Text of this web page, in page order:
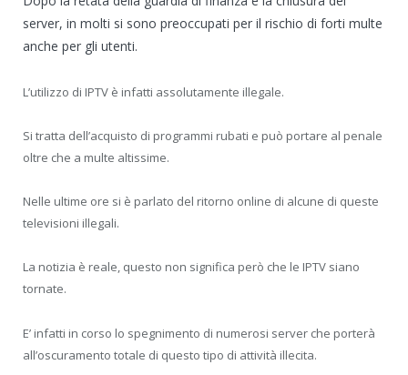
server, in molti si sono preoccupati per il rischio di forti multe
anche per gli utenti.
L’utilizzo di IPTV è infatti assolutamente illegale.
Si tratta dell’acquisto di programmi rubati e può portare al penale
oltre che a multe altissime.
Nelle ultime ore si è parlato del ritorno online di alcune di queste
televisioni illegali.
La notizia è reale, questo non significa però che le IPTV siano
tornate.
E’ infatti in corso lo spegnimento di numerosi server che porterà
all’oscuramento totale di questo tipo di attività illecita.